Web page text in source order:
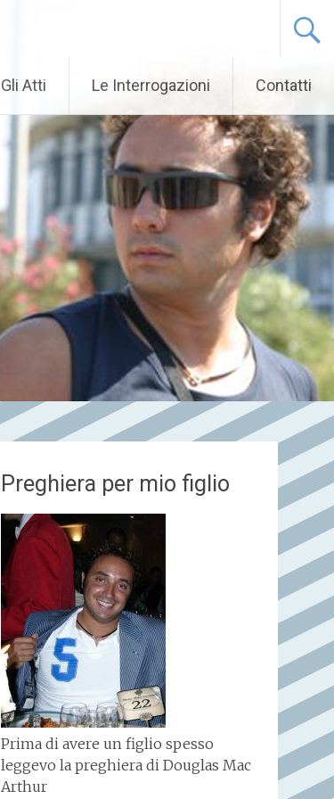
Gli Atti Le Interrogazioni Contatti
Preghiera per mio figlio
Prima di avere un figlio spesso
leggevo la preghiera di Douglas Mac
Arthur